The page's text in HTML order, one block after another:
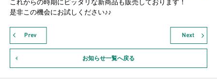
これからの時期にピッタリな新商品も販売しております！
是非この機会にお試しください♪♪
お知らせ一覧へ戻る